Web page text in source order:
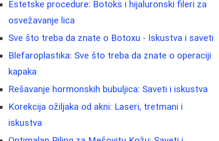
Estetske procedure: Botoks i hijaluronski fileri za
osvežavanje lica
Sve što treba da znate o Botoxu - Iskustva i saveti
Blefaroplastika: Sve što treba da znate o operaciji
kapaka
Rešavanje hormonskih bubuljica: Saveti i iskustva
Korekcija ožiljaka od akni: Laseri, tretmani i
iskustva